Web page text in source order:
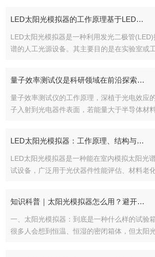
器最基...
LED太阳光模拟器的工作原理基于LED的光电特性
LED太阳光模拟器是一种利用发光二极管
谱的人工光源设备。其主要目的是在实验室或
调性、更...
量子效率测试仪是科研领域在前沿探索的重要工具
量子效率测试仪的工作原理，深植于光电效应
子入射到光电器件表面，若能量大于半导体材
核心使命，便是...
LED太阳光模拟器：工作原理、结构与关键指标
LED太阳光模拟器是一种能在室内模拟太阳光
试设备，广泛用于光伏器件性能评估、材料老
（如紫...
知识科普｜太阳光模拟器怎么用？避开这些坑，设备耐用、测试精准
一、太阳光模拟器：到底是一种什么样的试验
很多人会想到恒温、恒湿的密闭箱体，但太阳